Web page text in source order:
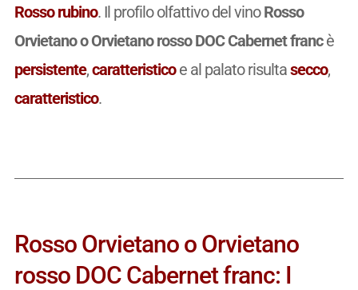
Rosso rubino. Il profilo olfattivo del vinoRosso
Orvietano o Orvietano rosso DOC Cabernet francè
persistente,caratteristicoe al palato risultasecco,
caratteristico.
Rosso Orvietano o Orvietano
rosso DOC Cabernet franc: I